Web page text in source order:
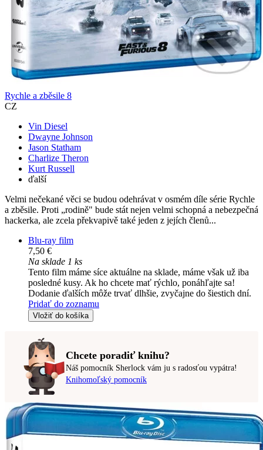
Rychle a zběsile 8
CZ
Vin Diesel
Dwayne Johnson
Jason Statham
Charlize Theron
Kurt Russell
ďalší
Velmi nečekané věci se budou odehrávat v osmém díle série Rychle
a zběsile. Proti „rodině" bude stát nejen velmi schopná a nebezpečná
hackerka, ale zcela překvapivě také jeden z jejích členů...
Blu-ray film
7,50 €
Na sklade 1 ks
Tento film máme síce aktuálne na sklade, máme však už iba
posledné kusy. Ak ho chcete mať rýchlo, ponáhľajte sa!
Dodanie ďalších môže trvať dlhšie, zvyčajne do šiestich dní.
Pridať do zoznamu
Vložiť do košíka
Chcete poradiť knihu?
Náš pomocník Sherlock vám ju s radosťou vypátra!
Knihomoľský pomocník